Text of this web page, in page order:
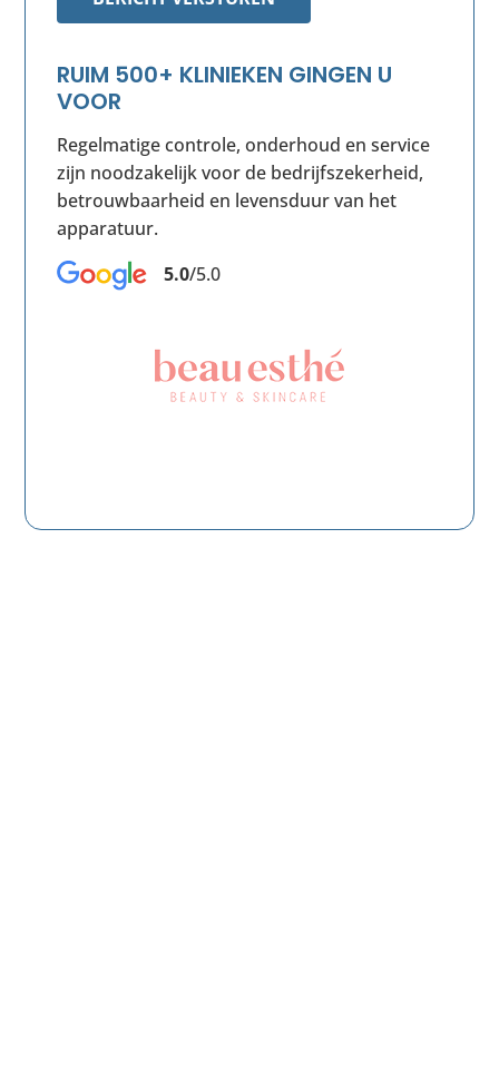
RUIM 500+ KLINIEKEN GINGEN U
VOOR
Regelmatige controle, onderhoud en service
zijn noodzakelijk voor de bedrijfszekerheid,
betrouwbaarheid en levensduur van het
apparatuur.
5.0/5.0